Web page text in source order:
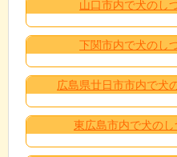
山口市内で犬のし
下関市内で犬のし
広島県廿日市市内で犬
東広島市内で犬の